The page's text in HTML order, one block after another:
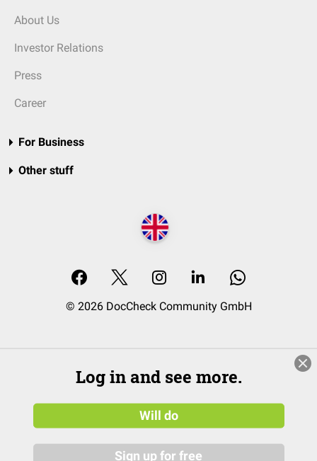
About Us
Investor Relations
Press
Career
For Business
Other stuff
© 2026 DocCheck Community GmbH
Log in and see more.
Will do
Sign up for free